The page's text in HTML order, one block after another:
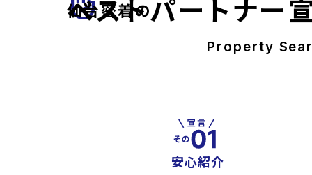
仙台密着の
ベストパートナー
Property
安心紹介